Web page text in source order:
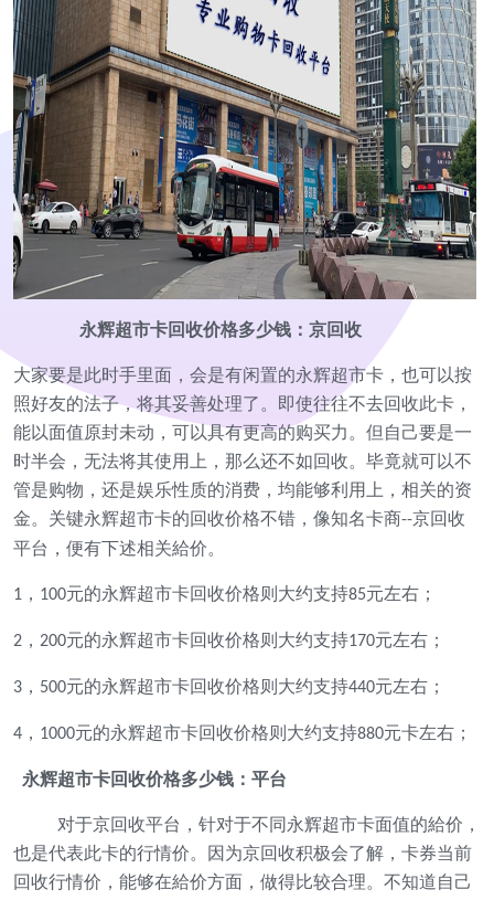
永辉超市卡回收价格多少钱：京回收
大家要是此时手里面，会是有闲置的永辉超市卡，也可以按
照好友的法子，将其妥善处理了。即使往往不去回收此卡，
能以面值原封未动，可以具有更高的购买力。但自己要是一
时半会，无法将其使用上，那么还不如回收。毕竟就可以不
管是购物，还是娱乐性质的消费，均能够利用上，相关的资
金。关键永辉超市卡的回收价格不错，像知名卡商--京回收
平台，便有下述相关給价。
1 ， 100元的永辉超市卡回收价格则大约支持85元左右；
2 ， 200元的永辉超市卡回收价格则大约支持170元左右；
3 ， 500元的永辉超市卡回收价格则大约支持440元左右；
4 ， 1000元的永辉超市卡回收价格则大约支持880元卡左右；
永辉超市卡回收价格多少钱：平台
对于京回收平台，针对于不同永辉超市卡面值的給价，
也是代表此卡的行情价。因为京回收积极会了解，卡券当前
回收行情价，能够在給价方面，做得比较合理。不知道自己